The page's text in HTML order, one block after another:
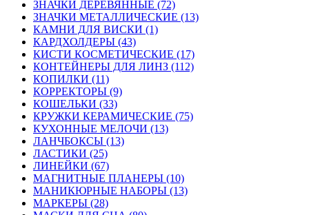
ЗНАЧКИ ДЕРЕВЯННЫЕ (72)
ЗНАЧКИ МЕТАЛЛИЧЕСКИЕ (13)
КАМНИ ДЛЯ ВИСКИ (1)
КАРДХОЛДЕРЫ (43)
КИСТИ КОСМЕТИЧЕСКИЕ (17)
КОНТЕЙНЕРЫ ДЛЯ ЛИНЗ (112)
КОПИЛКИ (11)
КОРРЕКТОРЫ (9)
КОШЕЛЬКИ (33)
КРУЖКИ КЕРАМИЧЕСКИЕ (75)
КУХОННЫЕ МЕЛОЧИ (13)
ЛАНЧБОКСЫ (13)
ЛАСТИКИ (25)
ЛИНЕЙКИ (67)
МАГНИТНЫЕ ПЛАНЕРЫ (10)
МАНИКЮРНЫЕ НАБОРЫ (13)
МАРКЕРЫ (28)